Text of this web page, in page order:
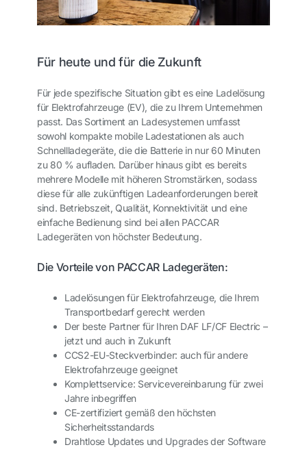
Für heute und für die Zukunft
Für jede spezifische Situation gibt es eine Ladelösung
für Elektrofahrzeuge (EV), die zu Ihrem Unternehmen
passt. Das Sortiment an Ladesystemen umfasst
sowohl kompakte mobile Ladestationen als auch
Schnellladegeräte, die die Batterie in nur 60 Minuten
zu 80 % aufladen. Darüber hinaus gibt es bereits
mehrere Modelle mit höheren Stromstärken, sodass
diese für alle zukünftigen Ladeanforderungen bereit
sind. Betriebszeit, Qualität, Konnektivität und eine
einfache Bedienung sind bei allen PACCAR
Ladegeräten von höchster Bedeutung.
Die Vorteile von PACCAR Ladegeräten:
Ladelösungen für Elektrofahrzeuge, die Ihrem
Transportbedarf gerecht werden
Der beste Partner für Ihren DAF LF/CF Electric –
jetzt und auch in Zukunft
CCS2-EU-Steckverbinder: auch für andere
Elektrofahrzeuge geeignet
Komplettservice: Servicevereinbarung für zwei
Jahre inbegriffen
CE-zertifiziert gemäß den höchsten
Sicherheitsstandards
Drahtlose Updates und Upgrades der Software